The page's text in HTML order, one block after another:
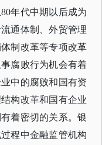
80年代中期以后成为
通体制、外贸管理
制改革等专项改革
腐败行为机会有着
中的腐败和国有资
构改革和国有企业
着密切的关系。银
程中金融监管机构